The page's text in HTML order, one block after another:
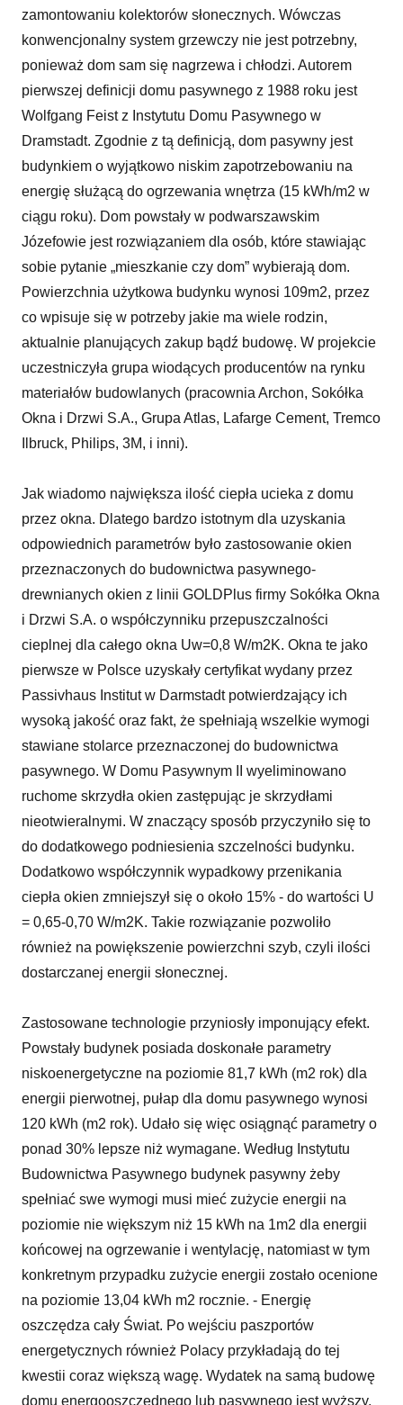
zamontowaniu kolektorów słonecznych. Wówczas
konwencjonalny system grzewczy nie jest potrzebny,
ponieważ dom sam się nagrzewa i chłodzi. Autorem
pierwszej definicji domu pasywnego z 1988 roku jest
Wolfgang Feist z Instytutu Domu Pasywnego w
Dramstadt. Zgodnie z tą definicją, dom pasywny jest
budynkiem o wyjątkowo niskim zapotrzebowaniu na
energię służącą do ogrzewania wnętrza (15 kWh/m2 w
ciągu roku). Dom powstały w podwarszawskim
Józefowie jest rozwiązaniem dla osób, które stawiając
sobie pytanie „mieszkanie czy dom” wybierają dom.
Powierzchnia użytkowa budynku wynosi 109m2, przez
co wpisuje się w potrzeby jakie ma wiele rodzin,
aktualnie planujących zakup bądź budowę. W projekcie
uczestniczyła grupa wiodących producentów na rynku
materiałów budowlanych (pracownia Archon, Sokółka
Okna i Drzwi S.A., Grupa Atlas, Lafarge Cement, Tremco
Ilbruck, Philips, 3M, i inni).
Jak wiadomo największa ilość ciepła ucieka z domu
przez okna. Dlatego bardzo istotnym dla uzyskania
odpowiednich parametrów było zastosowanie okien
przeznaczonych do budownictwa pasywnego-
drewnianych okien z linii GOLDPlus firmy Sokółka Okna
i Drzwi S.A. o współczynniku przepuszczalności
cieplnej dla całego okna Uw=0,8 W/m2K. Okna te jako
pierwsze w Polsce uzyskały certyfikat wydany przez
Passivhaus Institut w Darmstadt potwierdzający ich
wysoką jakość oraz fakt, że spełniają wszelkie wymogi
stawiane stolarce przeznaczonej do budownictwa
pasywnego. W Domu Pasywnym II wyeliminowano
ruchome skrzydła okien zastępując je skrzydłami
nieotwieralnymi. W znaczący sposób przyczyniło się to
do dodatkowego podniesienia szczelności budynku.
Dodatkowo współczynnik wypadkowy przenikania
ciepła okien zmniejszył się o około 15% - do wartości U
= 0,65-0,70 W/m2K. Takie rozwiązanie pozwoliło
również na powiększenie powierzchni szyb, czyli ilości
dostarczanej energii słonecznej.
Zastosowane technologie przyniosły imponujący efekt.
Powstały budynek posiada doskonałe parametry
niskoenergetyczne na poziomie 81,7 kWh (m2 rok) dla
energii pierwotnej, pułap dla domu pasywnego wynosi
120 kWh (m2 rok). Udało się więc osiągnąć parametry o
ponad 30% lepsze niż wymagane. Według Instytutu
Budownictwa Pasywnego budynek pasywny żeby
spełniać swe wymogi musi mieć zużycie energii na
poziomie nie większym niż 15 kWh na 1m2 dla energii
końcowej na ogrzewanie i wentylację, natomiast w tym
konkretnym przypadku zużycie energii zostało ocenione
na poziomie 13,04 kWh m2 rocznie. - Energię
oszczędza cały Świat. Po wejściu paszportów
energetycznych również Polacy przykładają do tej
kwestii coraz większą wagę. Wydatek na samą budowę
domu energooszczędnego lub pasywnego jest wyższy,